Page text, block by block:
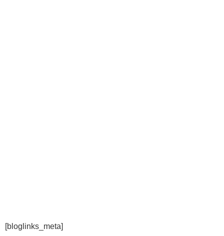
[bloglinks_meta]